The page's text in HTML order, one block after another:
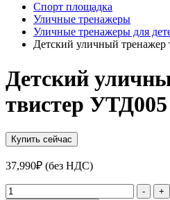
Спорт площадка
Уличные тренажеры
Уличные тренажеры для
Детский уличный тренажер
Детский
твистер УТД005
Купить сейчас
37,990₽ (без НДС)
Количество
-
+